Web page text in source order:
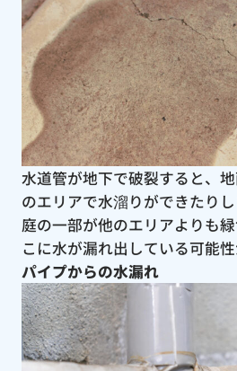
水道管が地下で破裂すると、
のエリアで水溜りができたり
庭の一部が他のエリアよりも
こに水が漏れ出している可能性
パイプからの水漏れ